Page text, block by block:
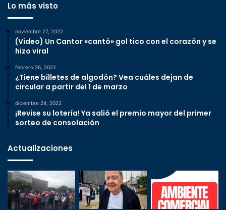
Lo más visto
noviembre 27, 2022
(Video) Un Cantor «cantó» gol tico con el corazón y se
hizo viral
febrero 26, 2022
¿Tiene billetes de algodón? Vea cuáles dejan de
circular a partir del 1 de marzo
diciembre 24, 2022
¡Revise su lotería! Ya salió el premio mayor del primer
sorteo de consolación
Actualizaciones